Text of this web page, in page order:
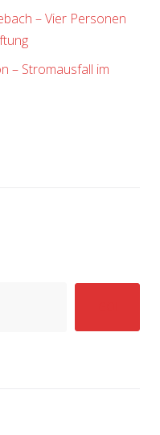
– Vier Personen
– Stromausfall im